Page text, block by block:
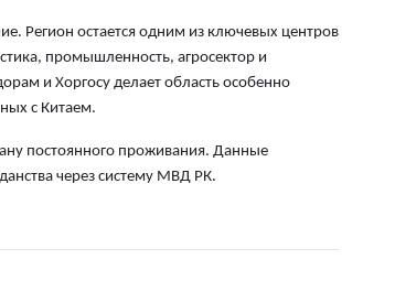
Регион остается одним из ключевых центров
промышленность, агросектор и
и Хоргосу делает область особенно
с Китаем.
постоянного проживания. Данные
через систему МВД РК.